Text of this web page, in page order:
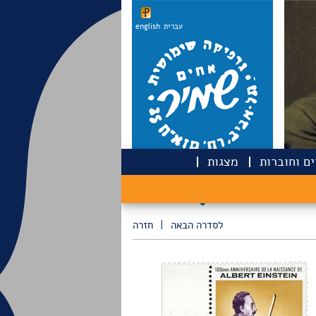
english עברית
וחוברות מצגות
חזרה לסדרה הבאה